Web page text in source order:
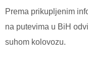
Prema prikupljenim
na putevima u BiH
suhom kolovozu.